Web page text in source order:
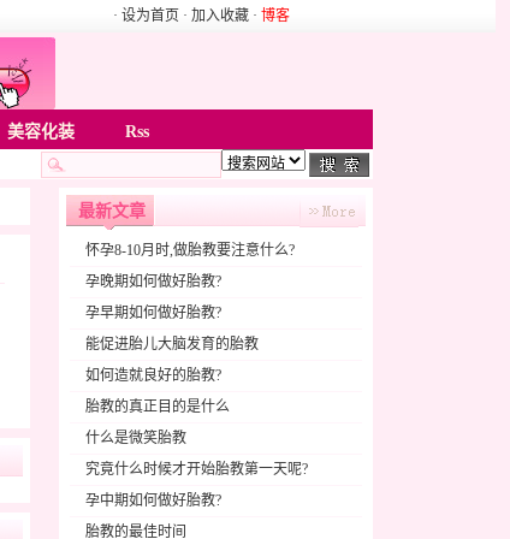
· 设为首页 · 加入收藏 · 博客
美容化装 Rss
最新文章
怀孕8-10月时,做胎教要注意什么?
孕晚期如何做好胎教?
孕早期如何做好胎教?
能促进胎儿大脑发育的胎教
如何造就良好的胎教?
胎教的真正目的是什么
什么是微笑胎教
究竟什么时候才开始胎教第一天呢?
孕中期如何做好胎教?
胎教的最佳时间